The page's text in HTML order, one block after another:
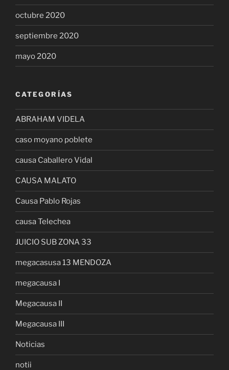
octubre 2020
septiembre 2020
mayo 2020
CATEGORÍAS
ABRAHAM VIDELA
caso moyano poblete
causa Caballero Vidal
CAUSA MALATO
Causa Pablo Rojas
causa Telechea
JUICIO SUB ZONA 33
megacasusa 13 MENDOZA
megacausa I
Megacausa II
Megacausa III
Noticias
notii